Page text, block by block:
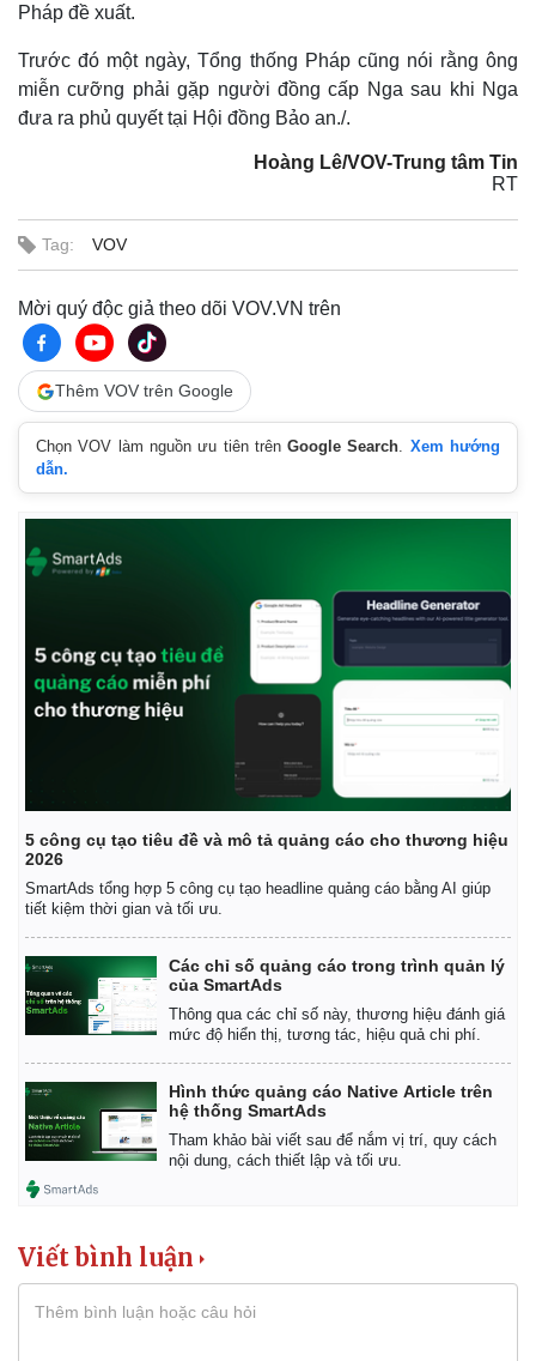
Thế giới
Hồ sơ
Pháp đề xuất.
Trước đó một ngày, Tổng thống Pháp cũng nói rằng ông
miễn cưỡng phải gặp người đồng cấp Nga sau khi Nga
đưa ra phủ quyết tại Hội đồng Bảo an./.
Hoàng Lê/VOV-Trung tâm Tin
RT
Tag: VOV
Mời quý độc giả theo dõi VOV.VN trên
Thêm VOV trên Google
Chọn VOV làm nguồn ưu tiên trênGoogle Search. Xem hướng
dẫn.
5 công cụ tạo tiêu đề và mô tả quảng cáo cho thương hiệu
2026
SmartAds tổng hợp 5 công cụ tạo headline quảng cáo bằng AI giúp
tiết kiệm thời gian và tối ưu.
Các chỉ số quảng cáo trong trình quản lý
của SmartAds
Thông qua các chỉ số này, thương hiệu đánh giá
mức độ hiển thị, tương tác, hiệu quả chi phí.
Hình thức quảng cáo Native Article trên
hệ thống SmartAds
Tham khảo bài viết sau để nắm vị trí, quy cách
nội dung, cách thiết lập và tối ưu.
Viết bình luận